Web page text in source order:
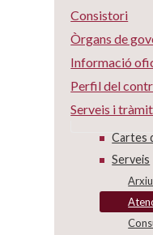
Consistori
Òrgans de
Informació
Perfil del
Serveis i
Cartes
Serveis